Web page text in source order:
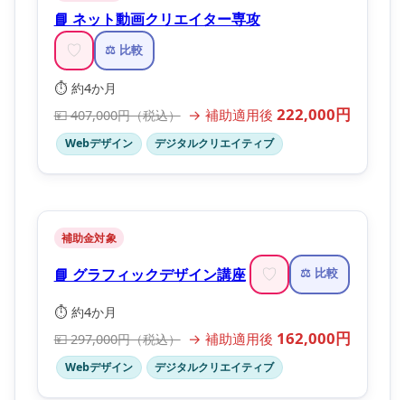
📘 ネット動画クリエイター専攻
♡ ⚖️ 比較
⏱️ 約4か月
💴 407,000円（税込） → 補助適用後 222,000円
Webデザイン デジタルクリエイティブ
補助金対象
📘 グラフィックデザイン講座 ♡ ⚖️ 比較
⏱️ 約4か月
💴 297,000円（税込） → 補助適用後 162,000円
Webデザイン デジタルクリエイティブ